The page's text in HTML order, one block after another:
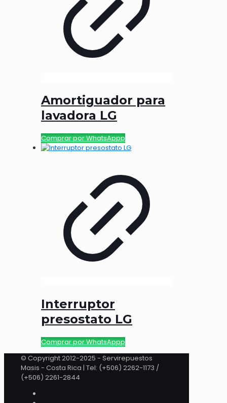
Amortiguador para
lavadora LG
Comprar por WhatsAppp
Interruptor
presostato LG
Comprar por WhatsAppp
© Copyright 2012-2025 - Servirepuestos
Masis - Costa Rica | Tel: (+506) 2262-1173 /
(+506) 2261-2844